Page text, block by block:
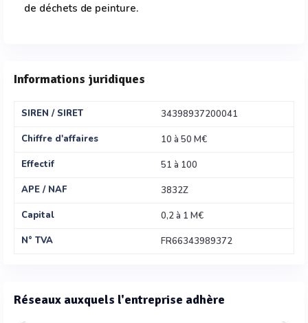
de déchets de peinture.
Informations juridiques
SIREN / SIRET
34398937200041
Chiffre d'affaires
10 à 50 M€
Effectif
51 à 100
APE / NAF
3832Z
Capital
0,2 à 1 M€
N° TVA
FR66343989372
Réseaux auxquels l'entreprise adhère